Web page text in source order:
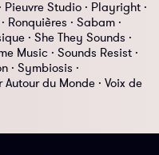
Studio · Playright ·
Ronquières · Sabam ·
· She They Sounds ·
Music · Sounds Resist ·
· Symbiosis ·
Autour du Monde · Voix de